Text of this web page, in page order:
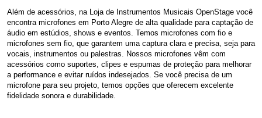
Além de acessórios, na Loja de Instrumentos Musicais OpenStage você
encontra microfones em Porto Alegre de alta qualidade para captação de
áudio em estúdios, shows e eventos. Temos microfones com fio e
microfones sem fio, que garantem uma captura clara e precisa, seja para
vocais, instrumentos ou palestras. Nossos microfones vêm com
acessórios como suportes, clipes e espumas de proteção para melhorar
a performance e evitar ruídos indesejados. Se você precisa de um
microfone para seu projeto, temos opções que oferecem excelente
fidelidade sonora e durabilidade.